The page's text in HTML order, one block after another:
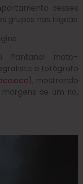
desses
grupos nas lagoas
Pantanal mato-
e fotógrafo
), mostrando
de um rio,